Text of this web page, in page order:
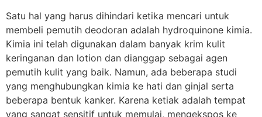
Satu hal yang harus dihindari ketika mencari untuk
membeli pemutih deodoran adalah hydroquinone kimia.
Kimia ini telah digunakan dalam banyak krim kulit
keringanan dan lotion dan dianggap sebagai agen
pemutih kulit yang baik. Namun, ada beberapa studi
yang menghubungkan kimia ke hati dan ginjal serta
beberapa bentuk kanker. Karena ketiak adalah tempat
yang sangat sensitif untuk memulai, mengekspos ke